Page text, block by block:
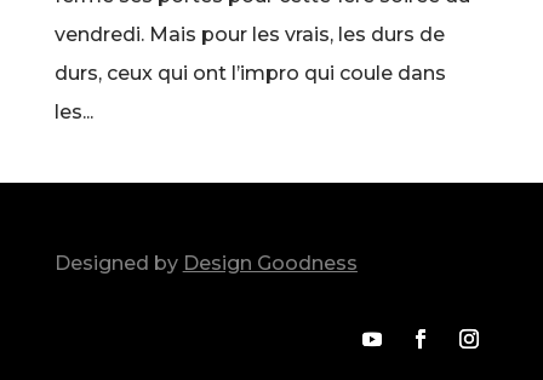
vendredi. Mais pour les vrais, les durs de
durs, ceux qui ont l’impro qui coule dans
les...
Designed by Design Goodness